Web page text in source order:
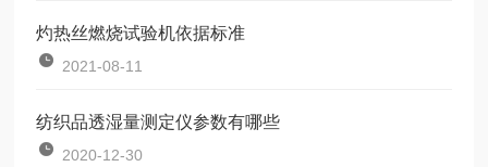
灼热丝燃烧试验机依据标准
2021-08-11
纺织品透湿量测定仪参数有哪些
2020-12-30